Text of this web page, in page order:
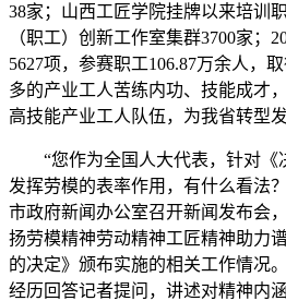
38家；山西工匠学院挂牌以来培训
（职工）创新工作室集群3700家；
5627项，参赛职工106.87万余人，
多的产业工人苦练内功、技能成才
高技能产业工人队伍，为我省转型
“您作为全国人大代表，针对《
发挥劳模的表率作用，有什么看法
市政府新闻办公室召开新闻发布会
扬劳模精神劳动精神工匠精神助力
的决定》颁布实施的相关工作情况
经历回答记者提问，讲述对精神内涵